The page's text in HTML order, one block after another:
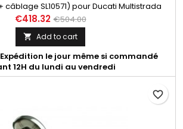
câblage SL10571) pour Ducati Multistrada
2010 à 2012. Découvrez ci-dessous les
(jusqu'à +6CV) apportées par
d'une cartographie adaptée à votre
d'échappement.
€418.32 €504.00
 Add to cart
Expédition le jour même si commandé
12H du lundi au vendredi
favorite_border